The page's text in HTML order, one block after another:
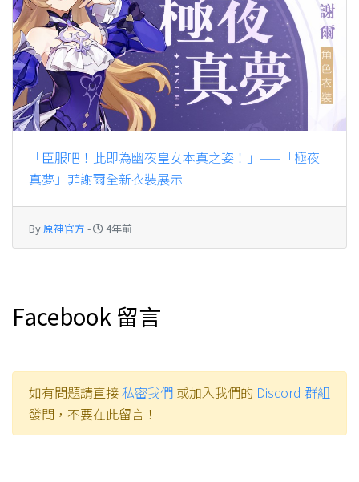
「臣服吧！此即為幽夜皇女本真之姿！」——「極夜
真夢」菲謝爾全新衣裝展示
By 原神官方 - 4年前
Facebook 留言
如有問題請直接私密我們 或加入我們的 Discord 群組
發問，不要在此留言！